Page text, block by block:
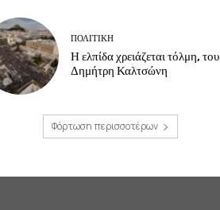
ΠΟΛΙΤΙΚΗ
Η ελπίδα χρειάζεται τόλμη, του
Δημήτρη Καλτσώνη
Φόρτωση περισσοτέρων